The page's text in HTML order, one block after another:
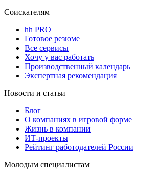
Соискателям
hh PRO
Готовое резюме
Все сервисы
Хочу у вас работать
Производственный календарь
Экспертная рекомендация
Новости и статьи
Блог
О компаниях в игровой форме
Жизнь в компании
ИТ-проекты
Рейтинг работодателей России
Молодым специалистам